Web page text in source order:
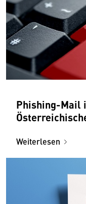
Phishing-Mail
Weiterlesen